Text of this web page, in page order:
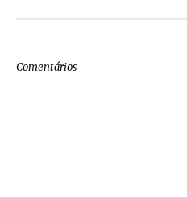
Comentários